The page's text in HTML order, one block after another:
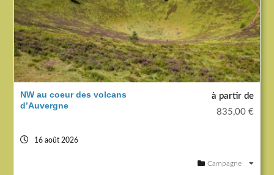
NW au coeur des volcans
d’Auvergne
à partir de
835,00 €
16 août 2026
Campagne